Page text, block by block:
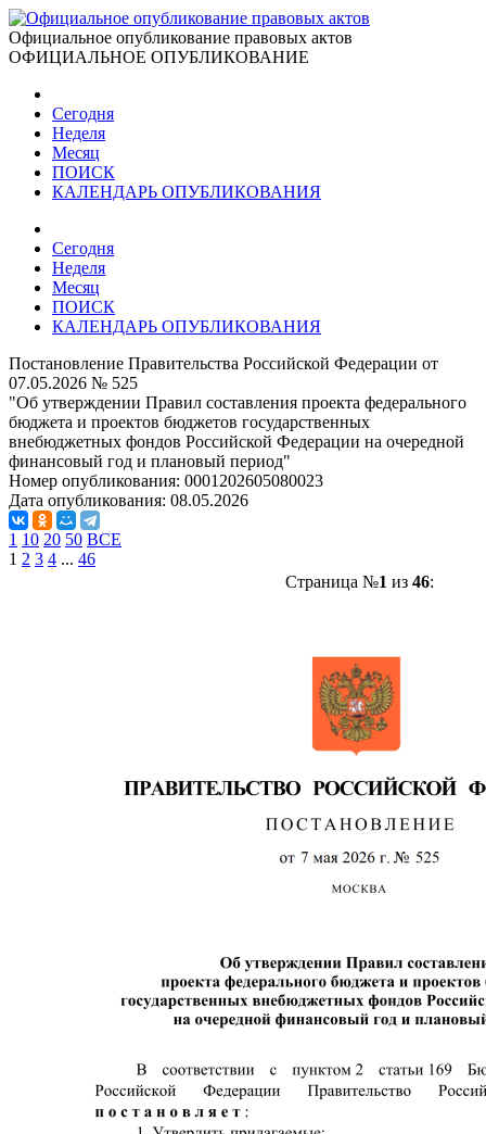
Официальное опубликование правовых актов
ОФИЦИАЛЬНОЕ ОПУБЛИКОВАНИЕ
Сегодня
Неделя
Месяц
ПОИСК
КАЛЕНДАРЬ ОПУБЛИКОВАНИЯ
Сегодня
Неделя
Месяц
ПОИСК
КАЛЕНДАРЬ ОПУБЛИКОВАНИЯ
Постановление Правительства Российской Федерации от
07.05.2026 № 525
"Об утверждении Правил составления проекта федерального
бюджета и проектов бюджетов государственных
внебюджетных фондов Российской Федерации на очередной
финансовый год и плановый период"
Номер опубликования: 0001202605080023
Дата опубликования: 08.05.2026
1 10 20 50 ВСЕ
1 2 3 4 ... 46
Страница №1 из 46: